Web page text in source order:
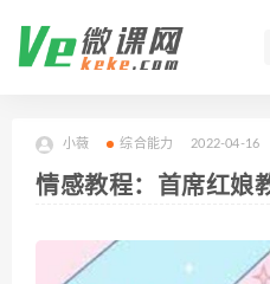
小薇 综合能力 2022-04-16
情感教程：首席红娘